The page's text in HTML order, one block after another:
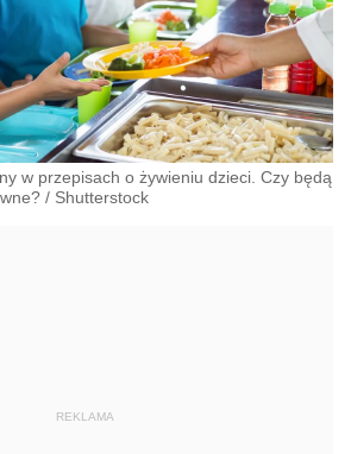
w przepisach o żywieniu dzieci. Czy będą
/ Shutterstock